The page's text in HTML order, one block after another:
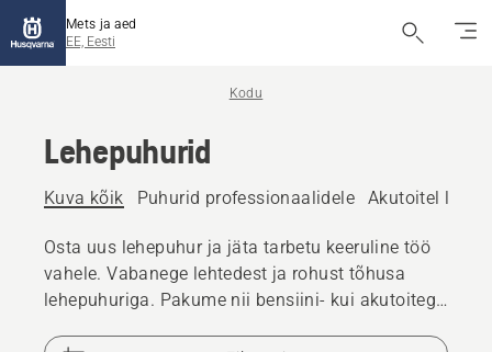
Mets ja aed
EE, Eesti
Kodu
Lehepuhurid
Kuva kõik Puhurid professionaalidele Akutoitel
Osta uus lehepuhur ja jäta tarbetu keeruline töö
vahele. Vabanege lehtedest ja rohust tõhusa
lehepuhuriga. Pakume nii bensiini- kui akutoitega